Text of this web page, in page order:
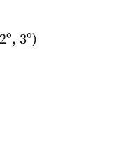
3º)